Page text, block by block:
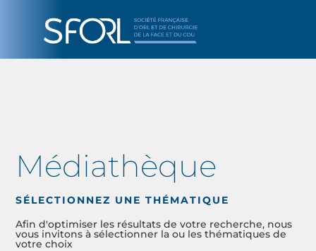
Médiathèque
SÉLECTIONNEZ UNE THÉMATIQUE
Afin d'optimiser les résultats de votre recherche, nous
vous invitons à sélectionner la ou les thématiques de
votre choix